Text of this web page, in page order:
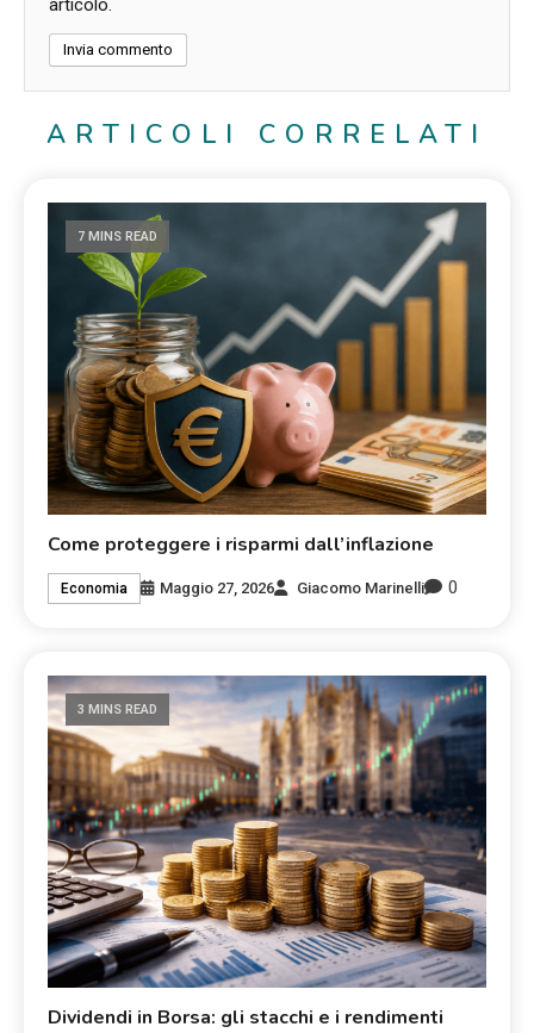
articolo.
ARTICOLI CORRELATI
7 MINS READ
Come proteggere i risparmi dall’inflazione
Economia Maggio 27, 2026 Giacomo Marinelli 0
3 MINS READ
Dividendi in Borsa: gli stacchi e i rendimenti